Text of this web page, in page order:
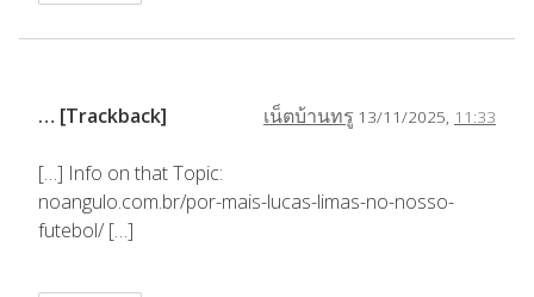
เน็ตบ้านทรู 13/11/2025, 11:33
… [Trackback]
[…] Info on that Topic:
noangulo.com.br/por-mais-lucas-limas-no-nosso-
futebol/ […]